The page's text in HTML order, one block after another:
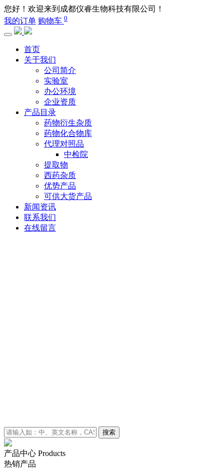
您好！欢迎来到成都仪睿生物科技有限公司！
我的订单 购物车 0
首页
关于我们
公司简介
实验室
办公环境
企业资质
产品目录
药物衍生杂质
药物化合物库
代理对照品
中检院
提取物
西药杂质
优势产品
可供大货产品
新闻资讯
联系我们
在线留言
搜索
产品中心 Products
热销产品